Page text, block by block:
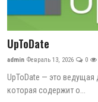
UpToDate
admin Февраль 13, 2026 0
UpToDate — это ведущая
которая содержит о...